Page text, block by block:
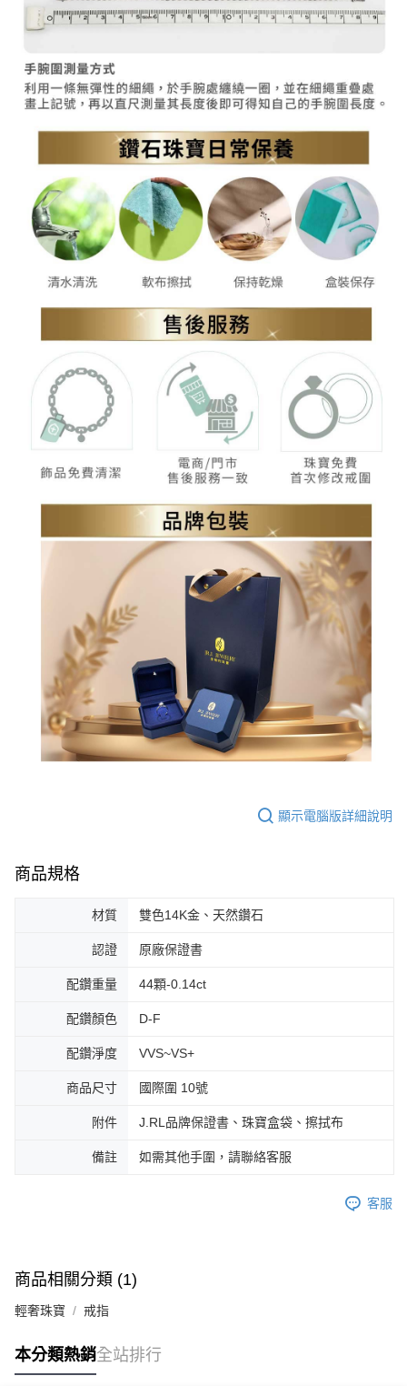
顯示電腦版詳細說明
商品規格
材質 雙色14K金、天然鑽石
認證 原廠保證書
配鑽重量 44顆-0.14ct
配鑽顏色 D-F
配鑽淨度 VVS~VS+
商品尺寸 國際圍 10號
附件 J.RL品牌保證書、珠寶盒袋、擦拭布
備註 如需其他手圍，請聯絡客服
客服
商品相關分類 (1)
輕奢珠寶 戒指
本分類熱銷全站排行